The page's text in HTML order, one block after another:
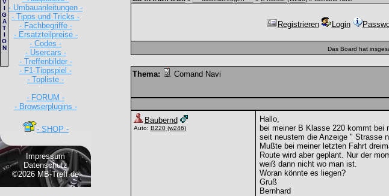
- Umbauanleitungen -
- Tipps und Tricks -
- Fachbegriffe -
- Ersatzteilpreise -
- Codes -
- Usercars -
- Treffenbilder -
- F1-Tippspiel -
- Topliste -
- FORUM -
- Browserplugins -
- SHOP -
Impressum
Datenschutz
©2026 MB-Treff.de
V
I
G
A
T
I
O
N
Registrieren Login
Das Board hat
Thema: Comand Navi
Baubernd
Auto: B220(w246)
Hallo,
bei meiner B Klasse 220 kommt bei
seit neustem die Anzeige " Strasse
Mußte bei meiner letzten Fahrt
Route wird aber geplant. Nur der
weiß dann nicht wo man ist.
Woran könnte es liegen?
Gruß
Bernhard